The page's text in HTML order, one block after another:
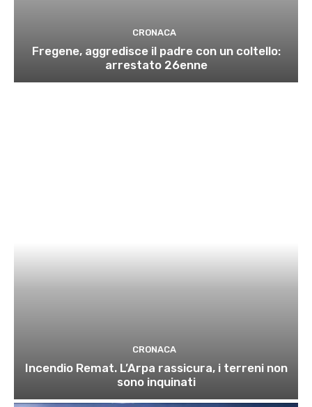
CRONACA
Fregene, aggredisce il padre con un coltello:
arrestato 26enne
CRONACA
Incendio Remat. L’Arpa rassicura, i terreni non
sono inquinati